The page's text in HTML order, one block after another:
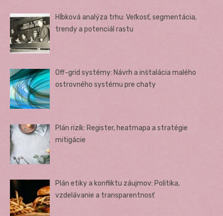
Hĺbková analýza trhu: Veľkosť, segmentácia,
trendy a potenciál rastu
Off-grid systémy: Návrh a inštalácia malého
ostrovného systému pre chaty
Plán rizík: Register, heatmapa a stratégie
mitigácie
Plán etiky a konfliktu záujmov: Politika,
vzdelávanie a transparentnosť